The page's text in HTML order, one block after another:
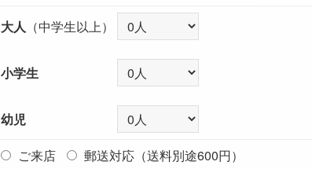
大人 （中学生以上）
小学生
幼児
ご来店
郵送対応（送料別途600円）